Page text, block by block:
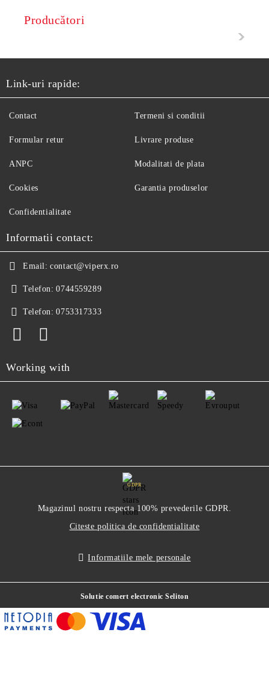
Producători
Link-uri rapide:
Contact
Formular retur
ANPC
Cookies
Termeni si conditii
Livrare produse
Modalitati de plata
Garantia produselor
Confidentialitate
Informatii contact:
Email: contact@viperx.ro
Telefon: 0744559289
Telefon: 0753317333
Working with
GDPR
Magazinul nostru respecta 100% prevederile GDPR.
Citeste politica de confidentialitate
Informatiile mele personale
Solutie comert electronic Seliton